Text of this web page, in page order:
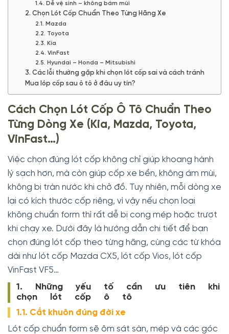
1.4. Dễ vệ sinh – không bám mùi
2. Chọn Lót Cốp Chuẩn Theo Từng Hãng Xe
2.1. Mazda
2.2. Toyota
2.3. Kia
2.4. VinFast
2.5. Hyundai – Honda – Mitsubishi
3. Các lỗi thường gặp khi chọn lót cốp sai và cách tránh
Mua lóp cốp sau ô tô ở đâu uy tín?
Cách Chọn Lót Cốp Ô Tô Chuẩn Theo
Từng Dòng Xe (Kia, Mazda, Toyota,
VinFast…)
Việc chọn đúng lót cốp không chỉ giúp khoang hành
lý sạch hơn, mà còn giúp cốp xe bền, không ám mùi,
không bị tràn nước khi chở đồ. Tuy nhiên, mỗi dòng xe
lại có kích thước cốp riêng, vì vậy nếu chọn loại
không chuẩn form thì rất dễ bị cong mép hoặc trượt
khi chạy xe. Dưới đây là hướng dẫn chi tiết để bạn
chọn đúng lót cốp theo từng hãng, cùng các từ khóa
dài như lót cốp Mazda CX5, lót cốp Vios, lót cốp
VinFast VF5…
1. Những yếu tố cần ưu tiên khi
chọn lót cốp ô tô
1.1. Cắt khuôn đúng đời xe
Lót cốp chuẩn form sẽ ôm sát sàn, mép và các góc